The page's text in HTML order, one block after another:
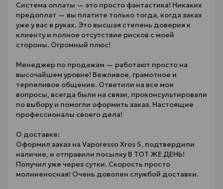
Система оплаты — это просто фантастика! Никаких
предоплат — вы платите только тогда, когда заказ
уже у вас в руках. Это высшая степень доверия к
клиенту и полное отсутствие рисков с моей
стороны. Огромный плюс!
Менеджер по продажам — работают просто на
высочайшем уровне! Вежливое, грамотное и
терпеливое общение. Ответили на все мои
вопросы, всегда были на связи, проконсультировали
по выбору и помогли оформить заказ. Настоящие
профессионалы своего дела!
О доставке:
Оформил заказ на Vaporesso Xros 5, подтвердили
наличие, и отправили посылку В ТОТ ЖЕ ДЕНЬ!
Получил уже через сутки. Скорость просто
молниеносная! Очень доволен службой доставки.